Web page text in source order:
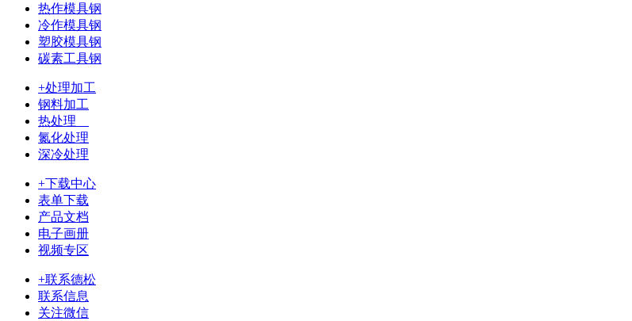
热作模具钢
冷作模具钢
塑胶模具钢
碳素工具钢
+处理加工
钢料加工
热处理
氮化处理
深冷处理
+下载中心
表单下载
产品文档
电子画册
视频专区
+联系德松
联系信息
关注微信